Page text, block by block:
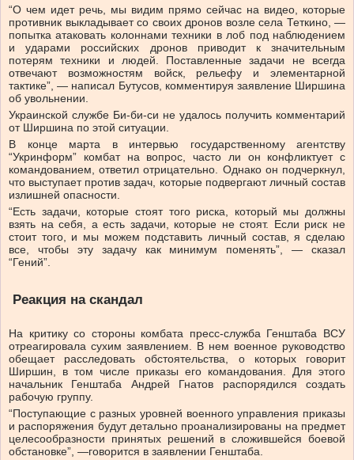
“О чем идет речь, мы видим прямо сейчас на видео, которые
противник выкладывает со своих дронов возле села Теткино, —
попытка атаковать колоннами техники в лоб под наблюдением
и ударами российских дронов приводит к значительным
потерям техники и людей. Поставленные задачи не всегда
отвечают возможностям войск, рельефу и элементарной
тактике”, — написал Бутусов, комментируя заявление Ширшина
об увольнении.
Украинской службе Би-би-си не удалось получить комментарий
от Ширшина по этой ситуации.
В конце марта в интервью государственному агентству
“Укринформ” комбат на вопрос, часто ли он конфликтует с
командованием, ответил отрицательно. Однако он подчеркнул,
что выступает против задач, которые подвергают личный состав
излишней опасности.
“Есть задачи, которые стоят того риска, который мы должны
взять на себя, а есть задачи, которые не стоят. Если риск не
стоит того, и мы можем подставить личный состав, я сделаю
все, чтобы эту задачу как минимум поменять”, — сказал
“Гений”.
Реакция на скандал
На критику со стороны комбата пресс-служба Генштаба ВСУ
отреагировала сухим заявлением. В нем военное руководство
обещает расследовать обстоятельства, о которых говорит
Ширшин, в том числе приказы его командования. Для этого
начальник Генштаба Андрей Гнатов распорядился создать
рабочую группу.
“Поступающие с разных уровней военного управления приказы
и распоряжения будут детально проанализированы на предмет
целесообразности принятых решений в сложившейся боевой
обстановке”, —говорится в заявлении Генштаба.